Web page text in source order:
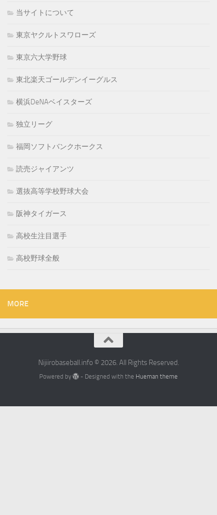
当サイトについて
東京ヤクルトスワローズ
東京六大学野球
東北楽天ゴールデンイーグルス
横浜DeNAベイスターズ
独立リーグ
福岡ソフトバンクホークス
読売ジャイアンツ
選抜高等学校野球大会
阪神タイガース
高校生注目選手
高校野球全般
MORE
Nijiirobaseball.info © 2026. All Rights Reserved.
Powered by - Designed with the Hueman theme